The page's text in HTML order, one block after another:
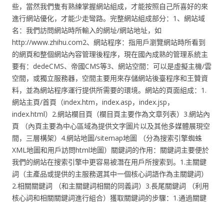
些，當然我們隻有熟練掌握網站組成，才能按照自己所喜好的來
進行網站優化，才能少走彎路。完整網站組成部分：1、網站域
名：我們訪問網站時所輸入的網址/網站地址，如
http://www.zhihu.com2、網站程序：指用戶瀏覽網站時所看到
的網頁和整個網站內容管理後程序，現在國內成熟的管理系統主
要有：dedeCMS、帝國CMS等3、網站空間：可以是虛擬主機/雲
空間，或獨立服務器，空間主要用來存儲網站後臺程序和王贊資
料，並為網站程序運行提供所需要的環境。網站的頁面組成：1.
網站主頁/首頁（index.htm，index.asp，index.jsp，
index.html）2.網站欄目頁（欄目頁主要作為文章列表）3.網站內
頁 （內頁主要為中心區域為提供文字圖片以及其他多媒體展現空
間，三層構架）4.網站地圖/sitemap地圖 （分為搜索引擎蜘蛛
XML地圖和用戶訪問html地圖）關鍵詞的作用：關鍵詞主要便於
我們的網站在搜索引擎中更容易被潛在用戶所搜索到。1.主關鍵
詞（主產品或提供的主服務選其中一個核心詞語作為主關鍵詞）
2.相關關鍵詞 （和主關鍵詞相關的同義詞）3.長尾關鍵詞 （利用
核心詞和相關關鍵詞進行組合）獲取關鍵詞的步驟：1.通過關鍵